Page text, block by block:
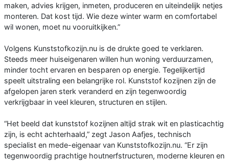
maken, advies krijgen, inmeten, produceren en uiteindelijk netjes
monteren. Dat kost tijd. Wie deze winter warm en comfortabel
wil wonen, moet nu vooruitkijken.”
Volgens Kunststofkozijn.nu is de drukte goed te verklaren.
Steeds meer huiseigenaren willen hun woning verduurzamen,
minder tocht ervaren en besparen op energie. Tegelijkertijd
speelt uitstraling een belangrijke rol. Kunststof kozijnen zijn de
afgelopen jaren sterk veranderd en zijn tegenwoordig
verkrijgbaar in veel kleuren, structuren en stijlen.
“Het beeld dat kunststof kozijnen altijd strak wit en plasticachtig
zijn, is echt achterhaald,” zegt Jason Aafjes, technisch
specialist en mede-eigenaar van Kunststofkozijn.nu. “Er zijn
tegenwoordig prachtige houtnerfstructuren, moderne kleuren en